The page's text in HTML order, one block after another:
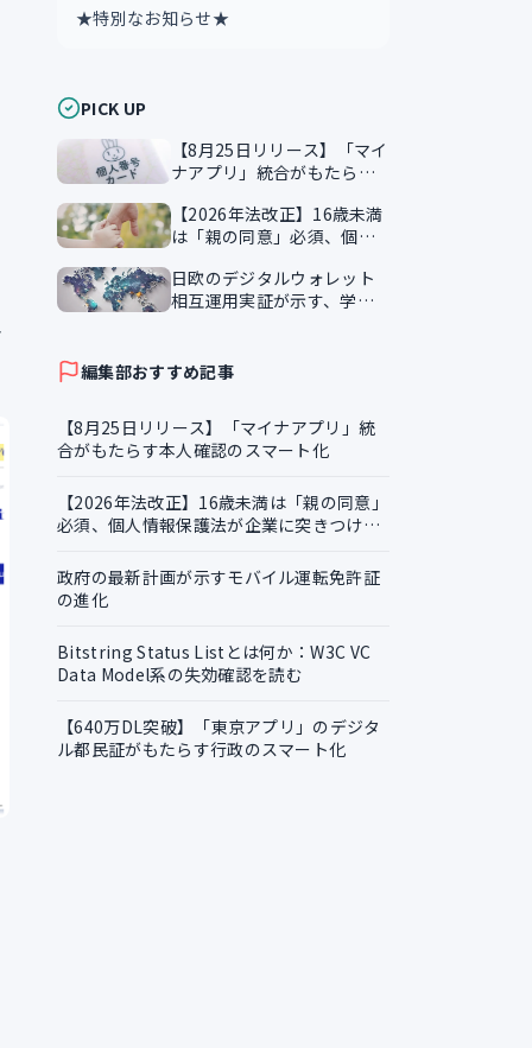
★特別なお知らせ★
PICK UP
【8月25日リリース】「マイ
ナアプリ」統合がもたらす
【2026年法改正】16歳未満
は「親の同意」必須、個人
ける実務課題
日欧のデジタルウォレット
相互運用実証が示す、学習
編集部おすすめ記事
【8月25日リリース】「マイナアプリ」統
合がもたらす本人確認のスマート化
【2026年法改正】16歳未満は「親の同意」
必須、個人情報保護法が企業に突きつける
政府の最新計画が示すモバイル運転免許証
の進化
Bitstring Status Listとは何か：W3C VC
Data Model系の失効確認を読む
【640万DL突破】「東京アプリ」のデジタ
ル都民証がもたらす行政のスマート化